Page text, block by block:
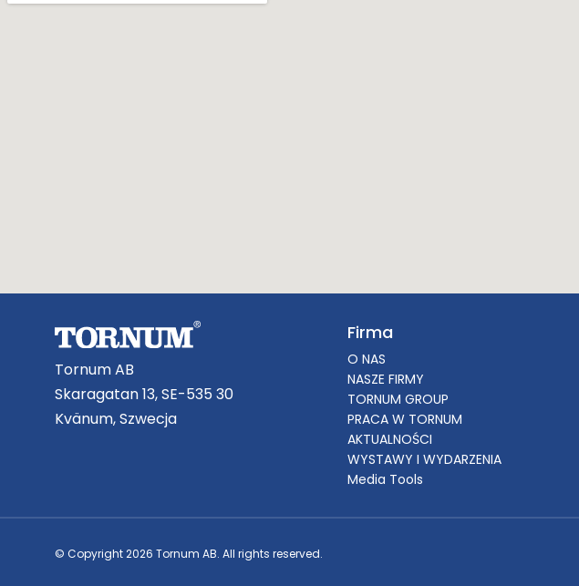
Tornum AB
Skaragatan 13, SE-535 30
Kvänum, Szwecja
Firma
O NAS
NASZE FIRMY
TORNUM GROUP
PRACA W TORNUM
AKTUALNOŚCI
WYSTAWY I WYDARZENIA
Media Tools
© Copyright 2026 Tornum AB. All rights reserved.